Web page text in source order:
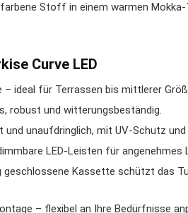
Stoff in einem warmen
Curve LED
– ideal für Terrassen bis mittlerer
robust und witterungsbeständig.
und unaufdringlich, mit UV-Schutz
LED-Leisten für angenehmes
geschlossene Kassette schützt das
– flexibel an Ihre Bedürfnisse